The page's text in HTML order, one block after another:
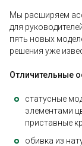
Мы расширяем
для
пять новых
решения уже
Отличительные
статусные
элементами
приставные
обивка из